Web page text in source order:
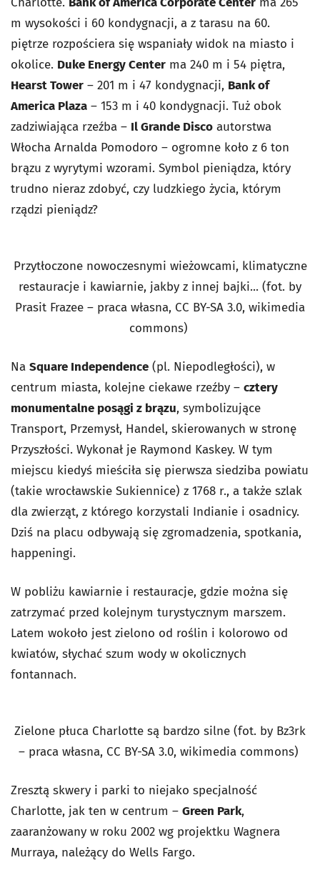
m wysokości i 60 kondygnacji, a z tarasu na 60.
piętrze rozpościera się wspaniały widok na miasto i
okolice. Duke Energy Center ma 240 m i 54 piętra,
Hearst Tower – 201 m i 47 kondygnacji, Bank of
America Plaza – 153 m i 40 kondygnacji. Tuż obok
zadziwiająca rzeźba – Il Grande Disco autorstwa
Włocha Arnalda Pomodoro – ogromne koło z 6 ton
brązu z wyrytymi wzorami. Symbol pieniądza, który
trudno nieraz zdobyć, czy ludzkiego życia, którym
rządzi pieniądz?
Przytłoczone nowoczesnymi wieżowcami, klimatyczne
restauracje i kawiarnie, jakby z innej bajki... (fot. by
Prasit Frazee – praca własna, CC BY-SA 3.0, wikimedia
commons)
Na Square Independence (pl. Niepodległości), w
centrum miasta, kolejne ciekawe rzeźby – cztery
monumentalne posągi z brązu, symbolizujące
Transport, Przemysł, Handel, skierowanych w stronę
Przyszłości. Wykonał je Raymond Kaskey. W tym
miejscu kiedyś mieściła się pierwsza siedziba powiatu
(takie wrocławskie Sukiennice) z 1768 r., a także szlak
dla zwierząt, z którego korzystali Indianie i osadnicy.
Dziś na placu odbywają się zgromadzenia, spotkania,
happeningi.
W pobliżu kawiarnie i restauracje, gdzie można się
zatrzymać przed kolejnym turystycznym marszem.
Latem wokoło jest zielono od roślin i kolorowo od
kwiatów, słychać szum wody w okolicznych
fontannach.
Zielone płuca Charlotte są bardzo silne (fot. by Bz3rk
– praca własna, CC BY-SA 3.0, wikimedia commons)
Zresztą skwery i parki to niejako specjalność
Charlotte, jak ten w centrum – Green Park,
zaaranżowany w roku 2002 wg projektku Wagnera
Murraya, należący do Wells Fargo.